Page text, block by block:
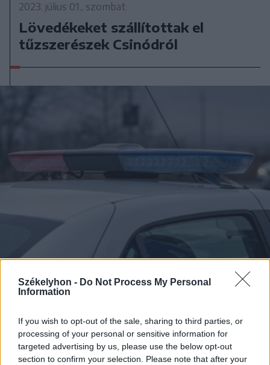
Székelyhon - Do Not Process My Personal
Information
If you wish to opt-out of the sale, sharing to third parties, or
processing of your personal or sensitive information for
targeted advertising by us, please use the below opt-out
section to confirm your selection. Please note that after your
2023. július 01., szombat
Lövedékeket szállítottak el
tűzszerészek Csinódról
2023. július 01., szombat